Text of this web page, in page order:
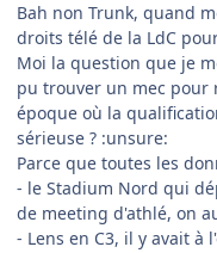
Bah non Trunk, quand
droits télé de la LdC
Moi la question que je
pu trouver un mec pour
époque où la
sérieuse ? :unsure:
Parce que toutes les
- le Stadium Nord qui
de meeting d'athlé, on
- Lens en C3, il y avait